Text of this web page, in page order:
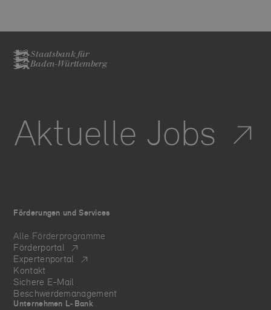
Staatsbank für
Baden-Württemberg
Aktuelle Jobs
Förderungen und Services
Alle Förderprogramme
Förderportal
Expertenportal
Kontakt
Sichere E-Mail
Beschwerdemanagement
Unternehmen L‑Bank